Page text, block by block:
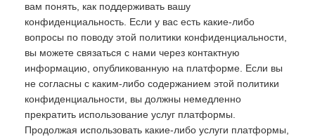
вам понять, как поддерживать вашу
конфиденциальность. Если у вас есть какие-либо
вопросы по поводу этой политики конфиденциальности,
вы можете связаться с нами через контактную
информацию, опубликованную на платформе. Если вы
не согласны с каким-либо содержанием этой политики
конфиденциальности, вы должны немедленно
прекратить использование услуг платформы.
Продолжая использовать какие-либо услуги платформы,